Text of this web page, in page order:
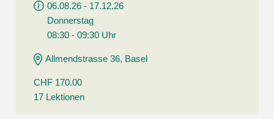
06.08.26 - 17.12.26
Donnerstag
08:30 - 09:30 Uhr
Allmendstrasse 36, Basel
CHF 170.00
17 Lektionen